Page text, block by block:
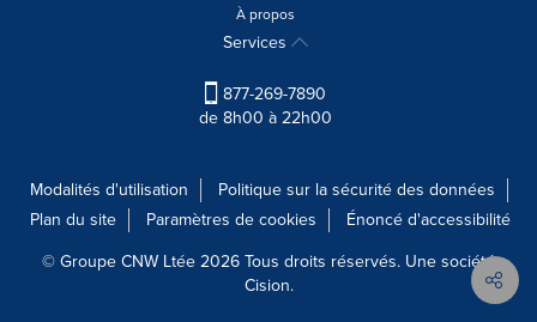
À propos
Services
877-269-7890
de 8h00 à 22h00
Modalités d'utilisation
Politique sur la sécurité des données
Plan du site
Paramètres de cookies
Énoncé d'accessibilité
© Groupe CNW Ltée 2026 Tous droits réservés. Une société
Cision.